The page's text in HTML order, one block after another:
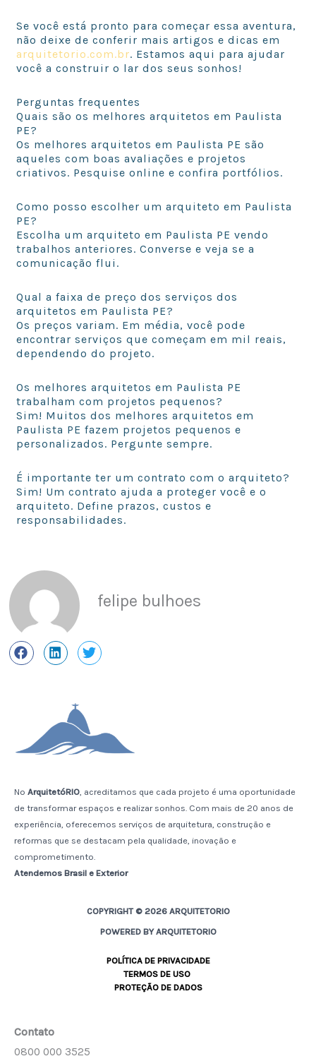
Se você está pronto para começar essa aventura,
não deixe de conferir mais artigos e dicas em
arquitetorio.com.br. Estamos aqui para ajudar
você a construir o lar dos seus sonhos!
Perguntas frequentes
Quais são os melhores arquitetos em Paulista
PE?
Os melhores arquitetos em Paulista PE são
aqueles com boas avaliações e projetos
criativos. Pesquise online e confira portfólios.
Como posso escolher um arquiteto em Paulista
PE?
Escolha um arquiteto em Paulista PE vendo
trabalhos anteriores. Converse e veja se a
comunicação flui.
Qual a faixa de preço dos serviços dos
arquitetos em Paulista PE?
Os preços variam. Em média, você pode
encontrar serviços que começam em mil reais,
dependendo do projeto.
Os melhores arquitetos em Paulista PE
trabalham com projetos pequenos?
Sim! Muitos dos melhores arquitetos em
Paulista PE fazem projetos pequenos e
personalizados. Pergunte sempre.
É importante ter um contrato com o arquiteto?
Sim! Um contrato ajuda a proteger você e o
arquiteto. Define prazos, custos e
responsabilidades.
felipe bulhoes
No ArquitetóRIO, acreditamos que cada projeto é uma oportunidade
de transformar espaços e realizar sonhos. Com mais de 20 anos de
experiência, oferecemos serviços de arquitetura, construção e
reformas que se destacam pela qualidade, inovação e
comprometimento.
Atendemos Brasil e Exterior
COPYRIGHT © 2026 ARQUITETORIO
POWERED BY ARQUITETORIO
POLÍTICA DE PRIVACIDADE
TERMOS DE USO
PROTEÇÃO DE DADOS
Contato
0800 000 3525